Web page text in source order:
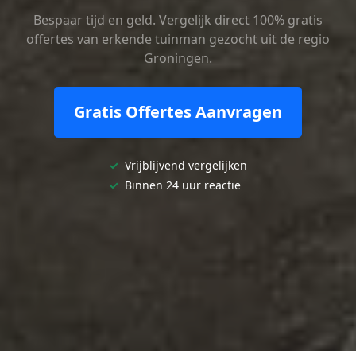
Bespaar tijd en geld. Vergelijk direct 100% gratis
offertes van erkende tuinman gezocht uit de regio
Groningen.
Gratis Offertes Aanvragen
✓ Vrijblijvend vergelijken
✓ Binnen 24 uur reactie